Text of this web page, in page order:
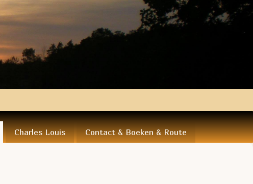
Charles Louis Contact & Boeken & Route